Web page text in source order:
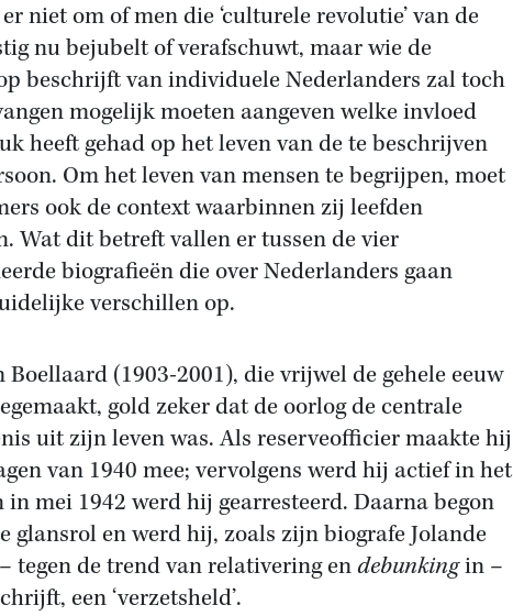
niet om of men die ‘culturele revolutie’ van de
nu bejubelt of verafschuwt, maar wie de
beschrijft van individuele Nederlanders zal toch
mogelijk moeten aangeven welke invloed
heeft gehad op het leven van de te beschrijven
Om het leven van mensen te begrijpen, moet
ook de context waarbinnen zij leefden
Wat dit betreft vallen er tussen de vier
biografieën die over Nederlanders gaan
verschillen op.
Boellaard (1903-2001), die vrijwel de gehele eeuw
gold zeker dat de oorlog de centrale
uit zijn leven was. Als reserveofficier maakte hij
van 1940 mee; vervolgens werd hij actief in het
in mei 1942 werd hij gearresteerd. Daarna begon
glansrol en werd hij, zoals zijn biografe Jolande
tegen de trend van relativering endebunkingin –
een ‘verzetsheld’.